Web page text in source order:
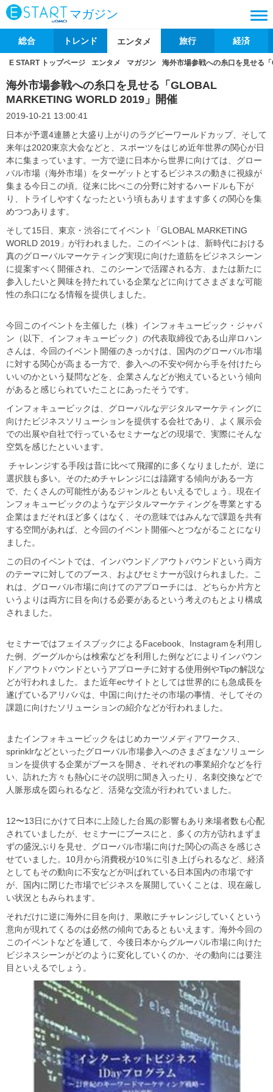
マガジン
総合 トレンド エンタメ 旅行 経済
E START トップページ エンタメ マガジン 海外市場参戦への糸口を見せる
海外市場参戦への糸口を見せる「GLOBAL
MARKETING WORLD 2019」開催
2019-10-21 13:00:41
日本が予選4連勝と大盛り上がりのラグビーワールドカップ、そして
来年は2020東京大会などと、スポーツをはじめ近年世界の関心が日
本に集まっています。一方で逆に日本から世界に向けては、グロー
バル市場（海外市場）をターゲットとするビジネスの動きに視線が
集まる今日この頃。従来に比べこの分野に対するハードルも下が
り、トライしやすくなったという頃もありますます多くの関心を集
めつつあります。
そして15日、東京・渋谷にてイベント「GLOBAL MARKETING
WORLD 2019」が行われました。このイベントは、新時代における
真のグローバルマーケティング実現に向けた道筋をビジネスシーン
に提案すべく開催され、このシーンで活躍される方、または新たに
参入したいと興味を持たれている企業などに向けてさまざまな可能
性の糸口になる情報を提供しました。
今回このイベントを主催した（株）インフォキュービック・ジャパ
ン（以下、インフォキュービック）の代表取締役である山岸ロハン
さんは、今回のイベント開催のきっかけは、国内のグローバル市場
に対する関心が高まる一方で、参入への不安や何から手を付けたら
いいのかという疑問などを、企業さんなどが抱えているという傾向
があると感じられていたことにあったそうです。
インフォキュービックは、グローバルなデジタルマーケティングに
向けたビジネスソリューションを提供する会社であり、よく展示会
での出展や自社で行っているセミナーなどの現場で、実際にそんな
空気を感じたといいます。
チャレンジする手段は昔に比べて飛躍的に多くなりましたが、逆に
選択肢も多い。そのためチャレンジには躊躇する傾向がある一方
で、たくさんの可能性があるジャンルともいえるでしょう。現在イ
ンフォキュービックのようなデジタルマーケティングを専業とする
企業はまだそれほど多くはなく、その意味ではみんなで課題を共有
する空間があれば、と今回のイベント開催へとつながることになり
ました。
この日のイベントでは、インバウンド／アウトバウンドという両方
のテーマに対してのブース、およびセミナーが設けられました。こ
れは、グローバル市場に向けてのアプローチには、どちらか片方と
いうよりは両方に目を向ける必要があるという考えのもとより構成
されました。
セミナーではフェイスブックによるFacebook、Instagramを利用し
た例、グーグルからは検索などを利用した例などによりインバウン
ド／アウトバウンドというアプローチに対する使用例やTipの解説な
どが行われました。また近年ecサイトとしては世界的にも急成長を
遂げているアリババは、中国に向けたその市場の事情、そしてその
課題に向けたソリューションの紹介などが行われました。
またインフォキュービックをはじめカーツメディアワークス、
sprinklrなどといったグローバル市場参入へのさまざまなソリューシ
ョンを提供する企業がブースを開き、それぞれの事業紹介などを行
い、訪れた方々も熱心にその説明に聞き入ったり、名刺交換などで
人脈形成を図られるなど、活発な交流が行われていました。
12〜13日にかけて日本に上陸した台風の影響もあり来場者数も心配
されていましたが、セミナーにブースにと、多くの方が訪れまずま
ずの盛況ぶりを見せ、グローバル市場に向けた関心の高さを感じさ
せていました。10月から消費税が10％に引き上げられるなど、経済
としてもその動向に不安などが叫ばれている日本国内の市場です
が、国内に閉じた市場でビジネスを展開していくことは、現在厳し
い状況ともみられます。
それだけに逆に海外に目を向け、果敢にチャレンジしていくという
意向が現れてくるのは必然の傾向であるともいえます。海外今回の
このイベントなどを通して、今後日本からグルーバル市場に向けた
ビジネスシーンがどのように変化していくのか、その動向には要注
目といえるでしょう。